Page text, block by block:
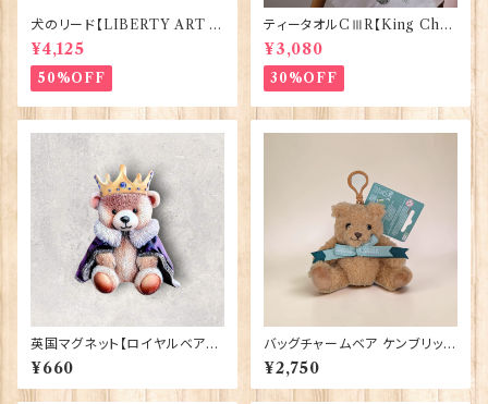
犬のリード【LIBERTY ART F
ABRIC=Thorpe】BlossomC
o 90294
¥4,125
50%OFF
ティータオルCⅢR【King Char
lesⅢ Coronation】Victoria
Eggs 50129
¥3,080
30%OFF
英国マグネット【ロイヤルベア】E
lgate Products 90030（799
13）
¥660
バッグチャームベア ケンブリッジ
大学 Elgate Products 904
28
¥2,750